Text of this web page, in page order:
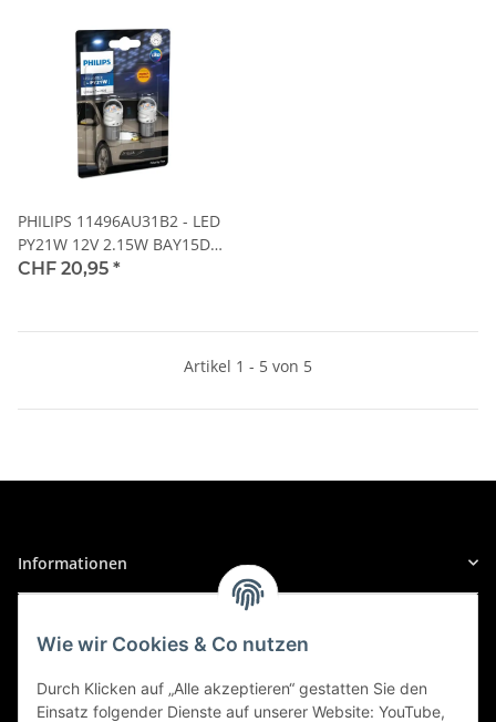
PHILIPS 11496AU31B2 - LED
PY21W 12V 2.15W BAY15D
Ultinon Pro 3100 2Stk.
CHF 20,95 *
Artikel 1 - 5 von 5
Informationen
Sicher Einkaufen
Wie wir Cookies & Co nutzen
Durch Klicken auf „Alle akzeptieren“ gestatten Sie den
Einsatz folgender Dienste auf unserer Website: YouTube,